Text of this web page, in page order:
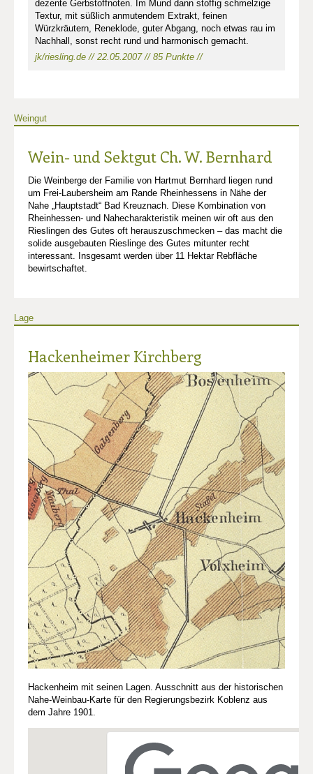
dezente Gerbstoffnoten. Im Mund dann stoffig schmelzige
Textur, mit süßlich anmutendem Extrakt, feinen
Würzkräutern, Reneklode, guter Abgang, noch etwas rau im
Nachhall, sonst recht rund und harmonisch gemacht.
jk/riesling.de // 22.05.2007 // 85 Punkte //
Weingut
Wein- und Sektgut Ch. W. Bernhard
Die Weinberge der Familie von Hartmut Bernhard liegen rund
um Frei-Laubersheim am Rande Rheinhessens in Nähe der
Nahe „Hauptstadt“ Bad Kreuznach. Diese Kombination von
Rheinhessen- und Nahecharakteristik meinen wir oft aus den
Rieslingen des Gutes oft herauszuschmecken – das macht die
solide ausgebauten Rieslinge des Gutes mitunter recht
interessant. Insgesamt werden über 11 Hektar Rebfläche
bewirtschaftet.
Lage
Hackenheimer Kirchberg
Hackenheim mit seinen Lagen. Ausschnitt aus der historischen
Nahe-Weinbau-Karte für den Regierungsbezirk Koblenz aus
dem Jahre 1901.